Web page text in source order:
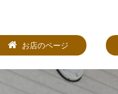
お店のページ